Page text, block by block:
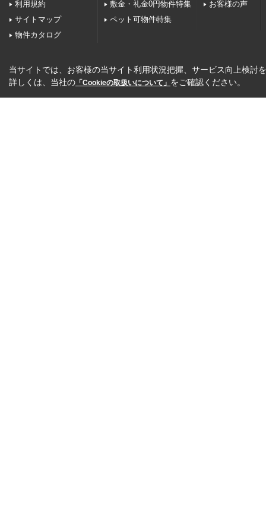
利用規約
サイトマップ
物件カタログ
敷金・礼金0円物件特集
ペット可物件特集
お客様の声
当サイトでは、お客様の当サイト利用状況把握、サービス向上検討
詳しくは、当社の 「Cookieの取扱いについて」 をご確認ください。